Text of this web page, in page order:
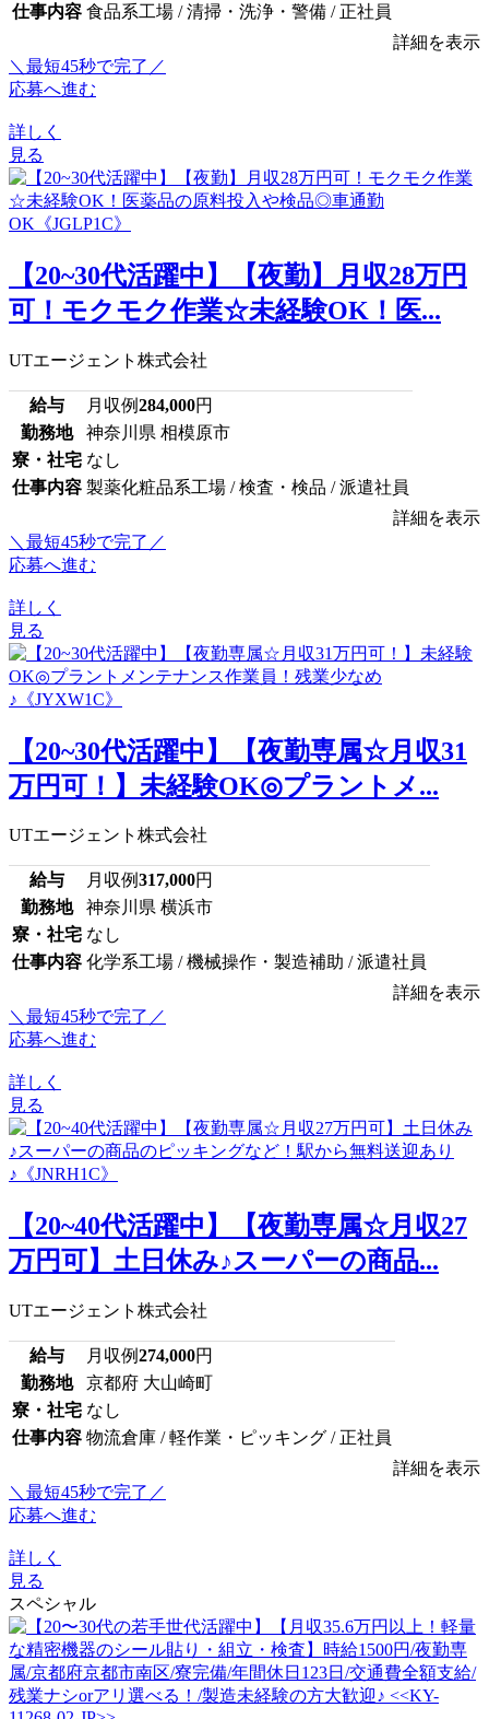
仕事内容 食品系工場 / 清掃・洗浄・警備 / 正社員
詳細を表示
＼最短45秒で完了／
応募へ進む
詳しく
見る
【20~30代活躍中】【夜勤】月収28万円
可！モクモク作業☆未経験OK！医...
UTエージェント株式会社
給与 月収例284,000円
勤務地
神奈川県 相模原市
寮・社宅 なし
仕事内容 製薬化粧品系工場 / 検査・検品 / 派遣社員
詳細を表示
＼最短45秒で完了／
応募へ進む
詳しく
見る
【20~30代活躍中】【夜勤専属☆月収31
万円可！】未経験OK◎プラントメ...
UTエージェント株式会社
給与 月収例317,000円
勤務地
神奈川県 横浜市
寮・社宅 なし
仕事内容 化学系工場 / 機械操作・製造補助 / 派遣社員
詳細を表示
＼最短45秒で完了／
応募へ進む
詳しく
見る
【20~40代活躍中】【夜勤専属☆月収27
万円可】土日休み♪スーパーの商品...
UTエージェント株式会社
給与 月収例274,000円
勤務地
京都府 大山崎町
寮・社宅 なし
仕事内容 物流倉庫 / 軽作業・ピッキング / 正社員
詳細を表示
＼最短45秒で完了／
応募へ進む
詳しく
見る
スペシャル